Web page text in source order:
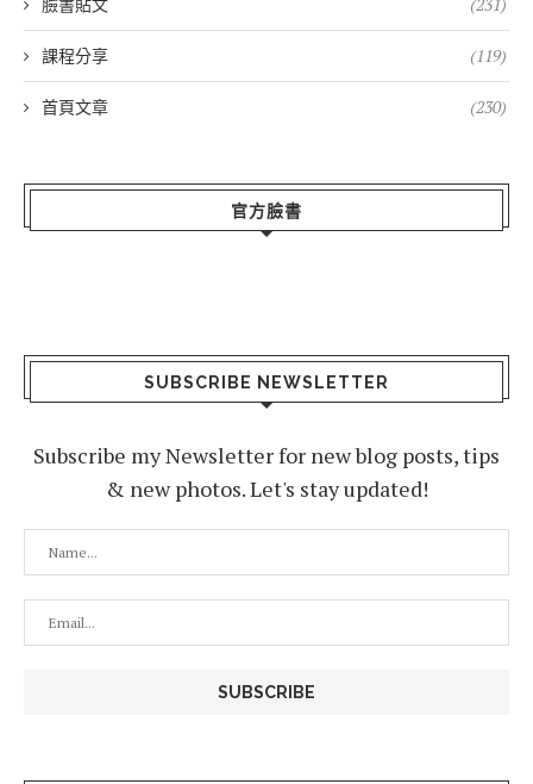
臉書貼文 (231)
課程分享 (119)
首頁文章 (230)
官方臉書
SUBSCRIBE NEWSLETTER
Subscribe my Newsletter for new blog posts, tips
& new photos. Let's stay updated!